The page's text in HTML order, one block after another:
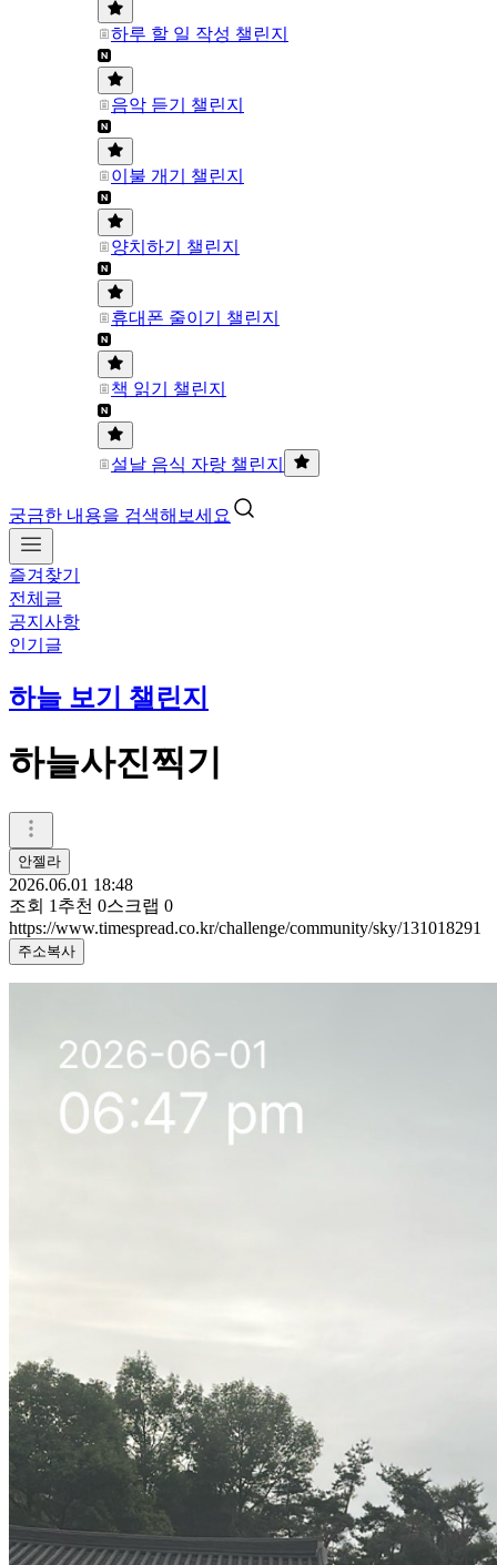
하루 할 일 작성 챌린지
음악 듣기 챌린지
이불 개기 챌린지
양치하기 챌린지
휴대폰 줄이기 챌린지
책 읽기 챌린지
설날 음식 자랑 챌린지
궁금한 내용을 검색해보세요
즐겨찾기
전체글
공지사항
인기글
하늘 보기 챌린지
하늘사진찍기
안젤라
2026.06.01 18:48
조회 1 추천 0스크랩 0
https://www.timespread.co.kr/challenge/community/sky/131018291
주소복사